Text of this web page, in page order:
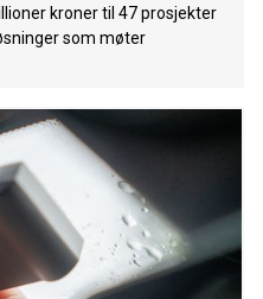
kroner til 47 prosjekter
som møter